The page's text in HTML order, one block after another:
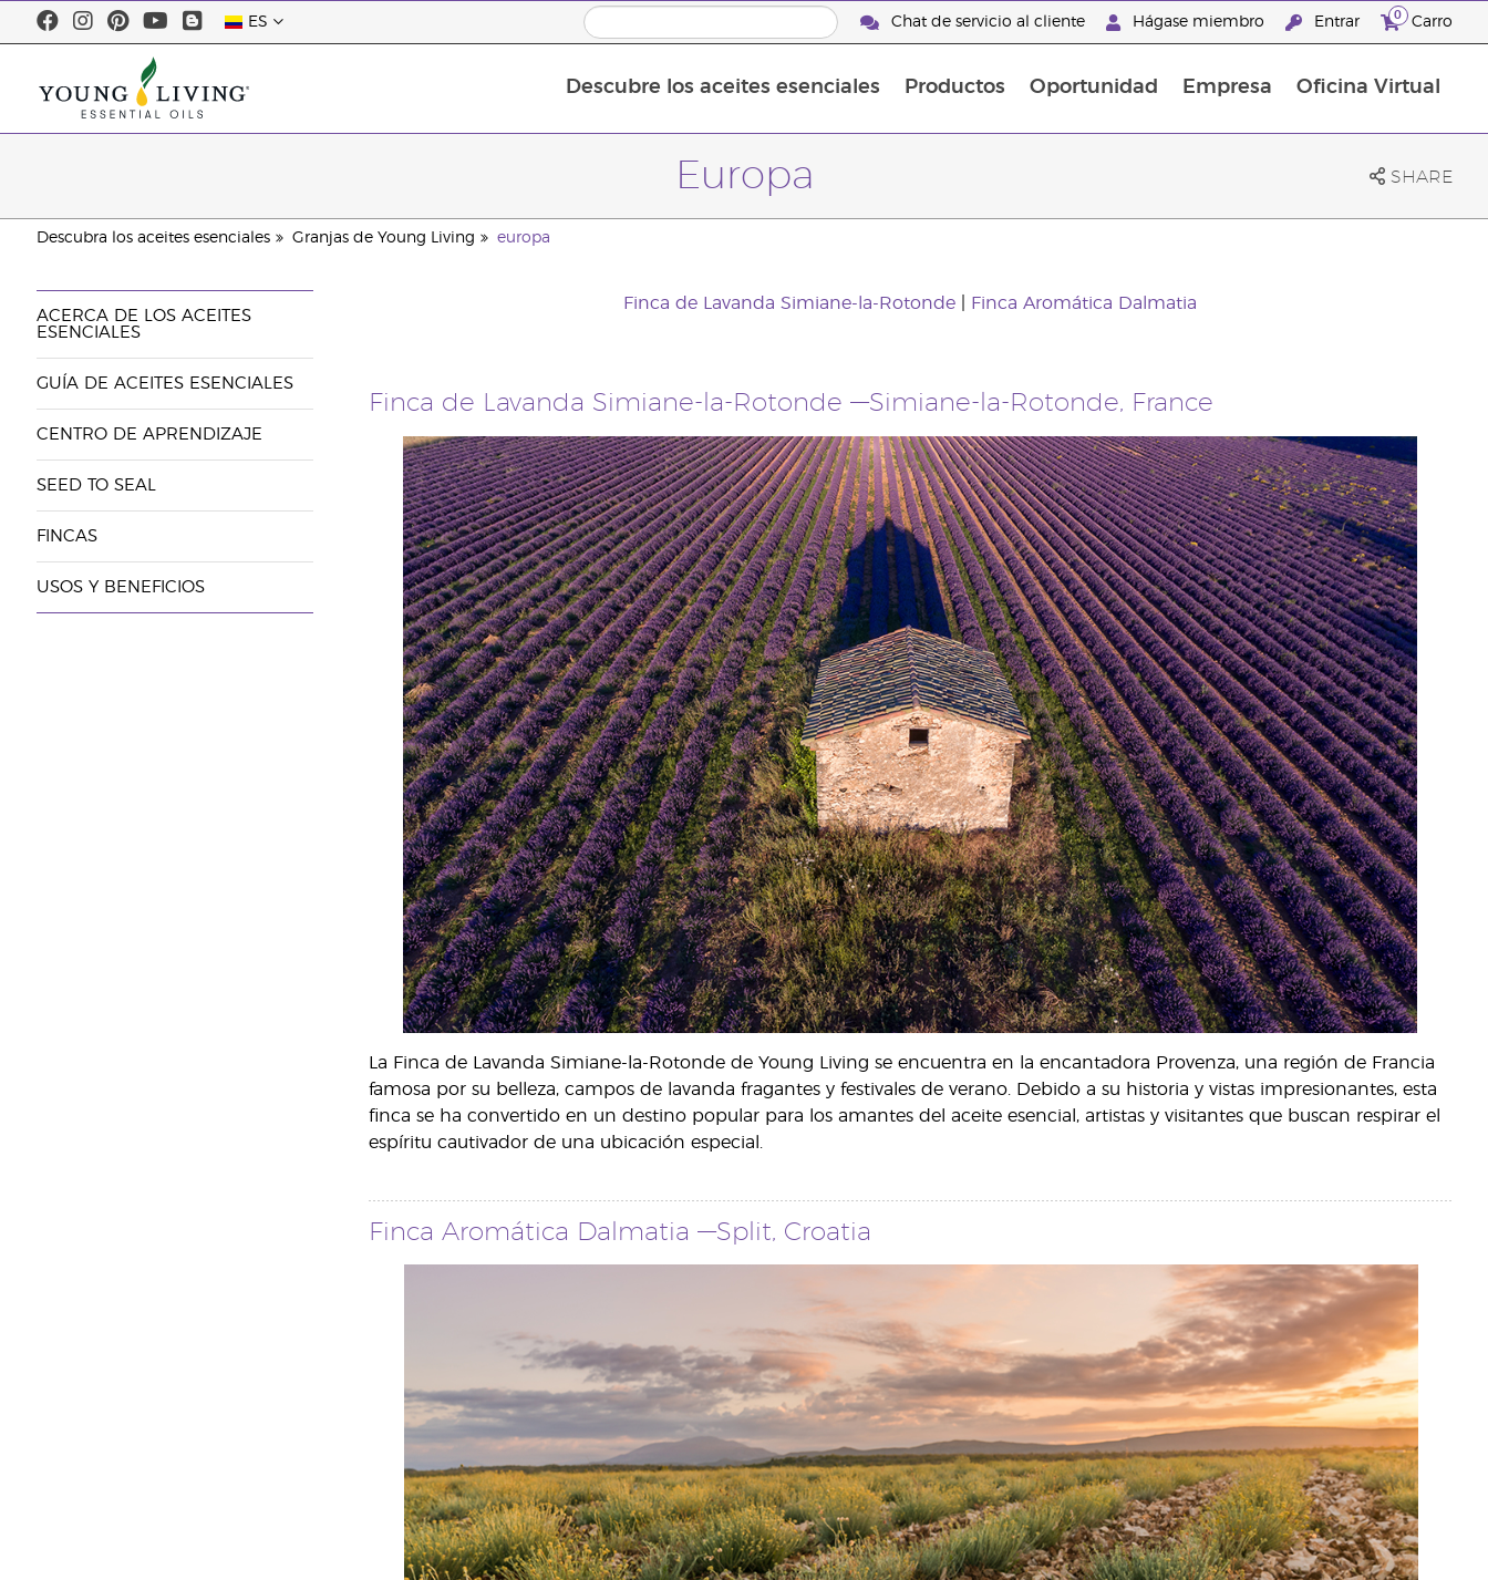
ES Chat de servicio al cliente Hágase miembro Entrar 0 Carro
Descubre los aceites esenciales Productos Oportunidad Empresa Oficina Virtual
Europa SHARE
Descubra los aceites esenciales Granjas de Young Living europa
ACERCA DE LOS ACEITES
ESENCIALES
GUÍA DE ACEITES ESENCIALES
CENTRO DE APRENDIZAJE
SEED TO SEAL
FINCAS
USOS Y BENEFICIOS
Finca de Lavanda Simiane-la-Rotonde Finca Aromática Dalmatia
Finca de Lavanda Simiane-la-Rotonde —Simiane-la-Rotonde, France
La Finca de Lavanda Simiane-la-Rotonde de Young Living se encuentra en la encantadora Provenza, una región de Francia
famosa por su belleza, campos de lavanda fragantes y festivales de verano. Debido a su historia y vistas impresionantes, esta
finca se ha convertido en un destino popular para los amantes del aceite esencial, artistas y visitantes que buscan respirar el
espíritu cautivador de una ubicación especial.
Finca Aromática Dalmatia —Split, Croatia